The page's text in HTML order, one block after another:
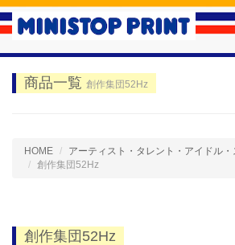
商品一覧 創作集団52Hz
HOME
アーティスト・タレント・アイドル・
創作集団52Hz
創作集団52Hz